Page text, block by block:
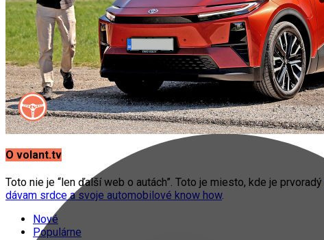
O volant.tv
Toto nie je “len ďalší web o autách”. Toto je miesto, kde je prvoradý
dávam srdce a svoje automobilové know how.
Nové
Populárne